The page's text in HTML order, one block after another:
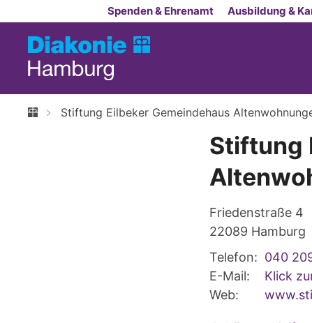
Zum Inhalt springenSpenden & Ehrenamt Ausbildung &
Stiftung Eilbeker Gemeindehaus
Stiftung
Friedenstraße 4
22089 Hamburg
Telefon: 040
E-Mail:
Klick
Web: